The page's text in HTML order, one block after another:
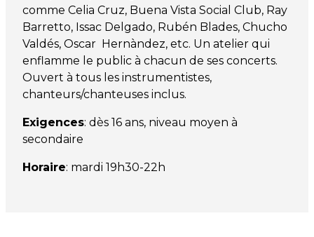
comme Celia Cruz, Buena Vista Social Club, Ray
Barretto, Issac Delgado, Rubén Blades, Chucho
Valdés, Oscar Hernàndez, etc. Un atelier qui
enflamme le public à chacun de ses concerts.
Ouvert à tous les instrumentistes,
chanteurs/chanteuses inclus.
Exigences: dès 16 ans, niveau moyen à
secondaire
Horaire: mardi 19h30-22h